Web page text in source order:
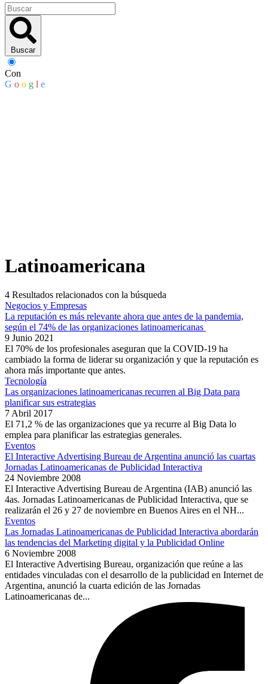
Buscar
Con
G o o g l e
Latinoamericana
4 Resultados relacionados con la búsqueda
Negocios y Empresas
La reputación es más relevante ahora que antes de la pandemia,
según el 74% de las organizaciones latinoamericanas
9 Junio 2021
El 70% de los profesionales aseguran que la COVID-19 ha
cambiado la forma de liderar su organización y que la reputación es
ahora más importante que antes.
Tecnología
Las organizaciones latinoamericanas recurren al Big Data para
planificar sus estrategias
7 Abril 2017
El 71,2 % de las organizaciones que ya recurre al Big Data lo
emplea para planificar las estrategias generales.
Eventos
El Interactive Advertising Bureau de Argentina anunció las cuartas
Jornadas Latinoamericanas de Publicidad Interactiva
24 Noviembre 2008
El Interactive Advertising Bureau de Argentina (IAB) anunció las
4as. Jornadas Latinoamericanas de Publicidad Interactiva, que se
realizarán el 26 y 27 de noviembre en Buenos Aires en el NH...
Eventos
Las Jornadas Latinoamericanas de Publicidad Interactiva abordarán
las tendencias del Marketing digital y la Publicidad Online
6 Noviembre 2008
El Interactive Advertising Bureau, organización que reúne a las
entidades vinculadas con el desarrollo de la publicidad en Internet de
Argentina, anunció la cuarta edición de las Jornadas
Latinoamericanas de...